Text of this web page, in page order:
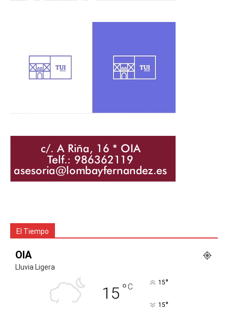
El Tiempo
OIA
Lluvia Ligera
15 °C 15°
15°